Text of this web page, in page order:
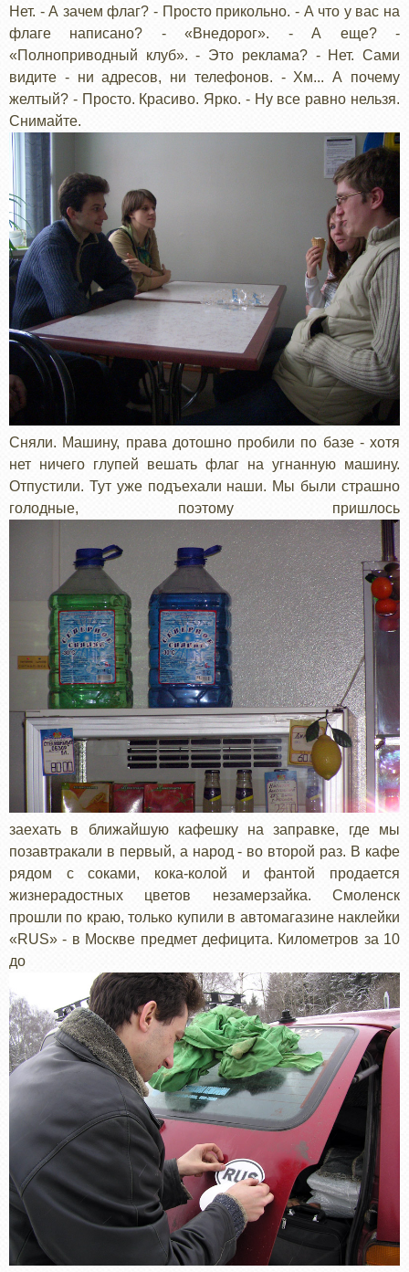
Нет. - А зачем флаг? - Просто прикольно. - А что у вас на
флаге написано? - «Внедорог». - А еще? -
«Полноприводный клуб». - Это реклама? - Нет. Сами
видите - ни адресов, ни телефонов. - Хм... А почему
желтый? - Просто. Красиво. Ярко. - Ну все равно нельзя.
Снимайте.
Сняли. Машину, права дотошно пробили по базе - хотя
нет ничего глупей вешать флаг на угнанную машину.
Отпустили. Тут уже подъехали наши. Мы были страшно
голодные, поэтому пришлось
заехать в ближайшую кафешку на заправке, где мы
позавтракали в первый, а народ - во второй раз. В кафе
рядом с соками, кока-колой и фантой продается
жизнерадостных цветов незамерзайка. Смоленск
прошли по краю, только купили в автомагазине наклейки
«RUS» - в Москве предмет дефицита. Километров за 10
до